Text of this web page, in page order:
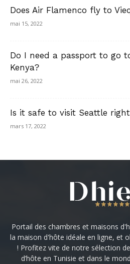
Does Air Flamenco fly to
mai 15, 2022
Do I need a passport to go
Kenya?
mai 26, 2022
Is it safe to visit Seattle
mars 17, 2022
Portail des chambres et maisons
la maison d'hôte idéale en ligne, et
! Profitez vite de notre sélection
d’hôte en Tunisie et dans le